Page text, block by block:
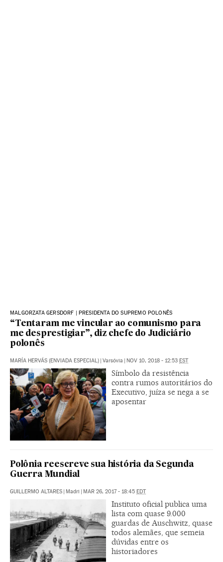
MALGORZATA GERSDORF | PRESIDENTA DO SUPREMO POLONÊS
“Tentaram me vincular ao comunismo para
me desprestigiar”, diz chefe do Judiciário
polonês
MARÍA HERVÁS (ENVIADA ESPECIAL) | Varsóvia | NOV 10, 2018 - 12:53 EST
Símbolo da resistência
contra rumos autoritários do
Executivo, juíza se nega a se
aposentar
Polônia reescreve sua história da Segunda
Guerra Mundial
GUILLERMO ALTARES | Madri | MAR 26, 2017 - 18:45 EDT
Instituto oficial publica uma
lista com quase 9.000
guardas de Auschwitz, quase
todos alemães, que semeia
dúvidas entre os
historiadores